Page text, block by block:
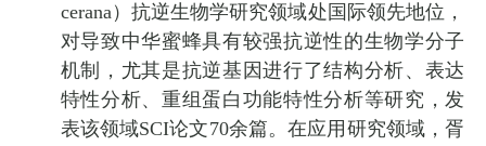
cerana）抗逆生物学研究领域处国际领先地位，
对导致中华蜜蜂具有较强抗逆性的生物学分子
机制，尤其是抗逆基因进行了结构分析、表达
特性分析、重组蛋白功能特性分析等研究，发
表该领域SCI论文70余篇。在应用研究领域，胥